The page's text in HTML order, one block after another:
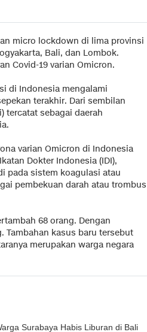
micro lockdown di lima provinsi
Bali, dan Lombok.
Covid-19 varian Omicron.
di Indonesia mengalami
terakhir. Dari sembilan
tercatat sebagai daerah
varian Omicron di Indonesia
Dokter Indonesia (IDI),
pada sistem koagulasi atau
pembekuan darah atau trombus
68 orang. Dengan
Tambahan kasus baru tersebut
merupakan warga negara
Surabaya Habis Liburan di Bali